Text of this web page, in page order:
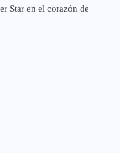
Star en el corazón de